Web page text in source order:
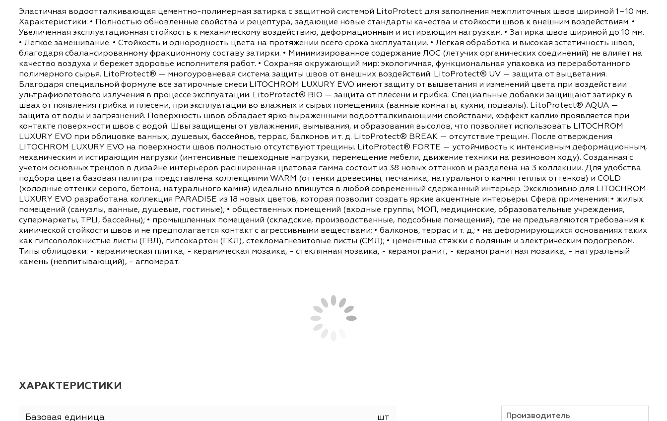
ОПИСАНИЕ ХАРАКТЕРИСТИКИ СОПУТСТВУЮЩИЕ ТОВАРЫ АНАЛОГИ
Эластичная водоотталкивающая цементно-полимерная затирка с защитной системой LitoProtect для заполнения межплиточных швов
Характеристики: • Полностью обновленные свойства и рецептура, задающие новые стандарты качества и стойкости швов к внешним
Увеличенная эксплуатационная стойкость к механическому воздействию, деформационным и истирающим нагрузкам. • Затирка швов
• Легкое замешивание. • Стойкость и однородность цвета на протяжении всего срока эксплуатации. • Легкая обработка и высокая
благодаря сбалансированному фракционному составу затирки. • Минимизированное содержание ЛОС (летучих органических соединений)
качество воздуха и бережет здоровье исполнителя работ. • Сохраняя окружающий мир: экологичная, функциональная упаковка из
полимерного сырья. LitoProtect® — многоуровневая система защиты швов от внешних воздействий: LitoProtect® UV — защита от
Благодаря специальной формуле все затирочные смеси LITOCHROM LUXURY EVO имеют защиту от выцветания и изменений цвета при
ультрафиолетового излучения в процессе эксплуатации. LitoProtect® BIO — защита от плесени и грибка. Специальные добавки защищают
швах от появления грибка и плесени, при эксплуатации во влажных и сырых помещениях (ванные комнаты, кухни, подвалы). LitoProtect®
защита от воды и загрязнений. Поверхность швов обладает ярко выраженными водоотталкивающими свойствами, «эффект капли»
контакте поверхности швов с водой. Швы защищены от увлажнения, вымывания, и образования высолов, что позволяет использовать
LUXURY EVO при облицовке ванных, душевых, бассейнов, террас, балконов и т. д. LitoProtect® BREAK — отсутствие трещин. После
LITOCHROM LUXURY EVO на поверхности швов полностью отсутствуют трещины. LitoProtect® FORTE — устойчивость к интенсивным
механическим и истирающим нагрузки (интенсивные пешеходные нагрузки, перемещение мебели, движение техники на резиновом ходу).
учетом основных трендов в дизайне интерьеров расширенная цветовая гамма состоит из 38 новых оттенков и разделена на 3 коллекции.
подбора цвета базовая палитра представлена коллекциями WARM (оттенки древесины, песчаника, натурального камня теплых оттенков) и
(холодные оттенки серого, бетона, натурального камня) идеально впишутся в любой современный сдержанный интерьер. Эксклюзивно для
супермаркеты, ТРЦ, бассейны); • промышленных помещений (складские, производственные, подсобные помещения), где не предъявляются
химической стойкости швов и не предполагается контакт с агрессивными веществами; • балконов, террас и т. д.; • на деформирующихся
как гипсоволокнистые листы (ГВЛ), гипсокартон (ГКЛ), стекломагнезитовые листы (СМЛ); • цементные стяжки с водяным и электрическим
Типы облицовки: - керамическая плитка, - керамическая мозаика, - стеклянная мозаика, - керамогранит, - керамогранитная мозаика, -